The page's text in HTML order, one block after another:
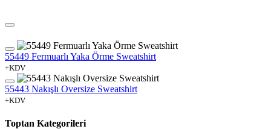
55449 Fermuarlı Yaka Örme Sweatshirt
+KDV
55443 Nakışlı Oversize Sweatshirt
+KDV
Toptan Kategorileri